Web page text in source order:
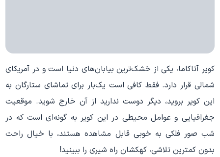
کویر آتاکاما، یکی از خشک‌ترین بیابان‌های دنیا است و در آمریکای
شمالی قرار دارد. فقط کافی است یک‌بار برای تماشای ستارگان به
این کویر بروید، دیگر دوست ندارید از آن خارج شوید. موقعیت
جغرافیایی و عوامل محیطی در این کویر به‌ گونه‌ای است که در
شب صور فلکی به‌ خوبی قابل مشاهده هستند، با خیال راحت
بدون کمترین تلاشی، کهکشان راه شیری را ببینید!